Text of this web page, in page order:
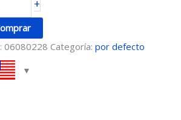
+
06080228 Categoría:por defecto